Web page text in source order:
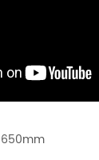
ajoutée
650mm